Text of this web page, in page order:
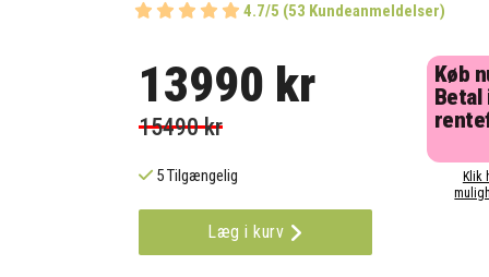
4.7/5 (53 Kundeanmeldelser)
13990 kr
15490 kr
5 Tilgængelig
Læg i kurv
Køb
Betal
Klik